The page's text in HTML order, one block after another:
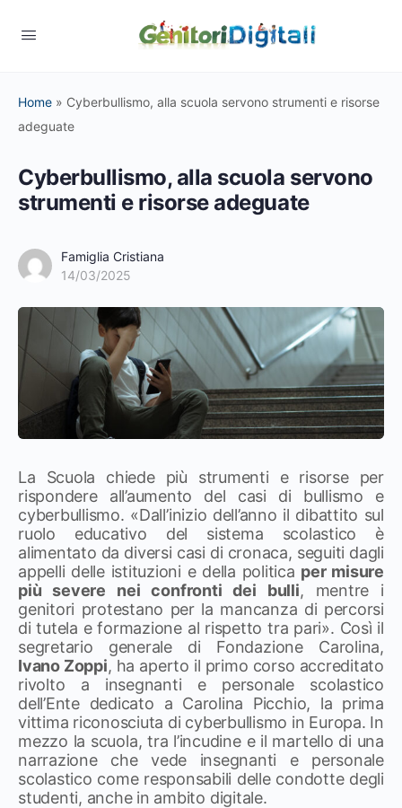
Home » Cyberbullismo, alla scuola servono strumenti e risorse
adeguate
Cyberbullismo, alla scuola servono
strumenti e risorse adeguate
Famiglia Cristiana
14/03/2025
La Scuola chiede più strumenti e risorse per
rispondere all’aumento del casi di bullismo e
cyberbullismo. «Dall’inizio dell’anno il dibattito sul
ruolo educativo del sistema scolastico è
alimentato da diversi casi di cronaca, seguiti dagli
appelli delle istituzioni e della politica per misure
più severe nei confronti dei bulli, mentre i
genitori protestano per la mancanza di percorsi
di tutela e formazione al rispetto tra pari». Così il
segretario generale di Fondazione Carolina,
Ivano Zoppi, ha aperto il primo corso accreditato
rivolto a insegnanti e personale scolastico
dell’Ente dedicato a Carolina Picchio, la prima
vittima riconosciuta di cyberbullismo in Europa. In
mezzo la scuola, tra l’incudine e il martello di una
narrazione che vede insegnanti e personale
scolastico come responsabili delle condotte degli
studenti, anche in ambito digitale.